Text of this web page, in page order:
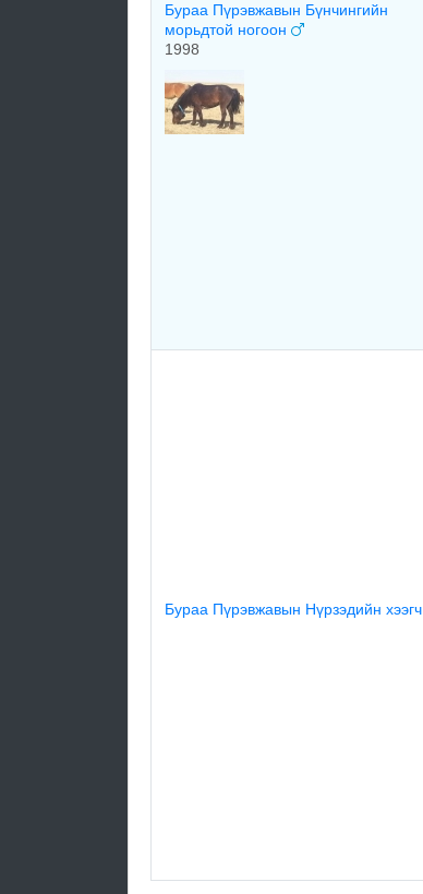
Бураа Пүрэвжавын Бүнчингийн
морьдтой ногоон
1998
Бураа Пүрэвжавын Нүрзэдийн хээгч